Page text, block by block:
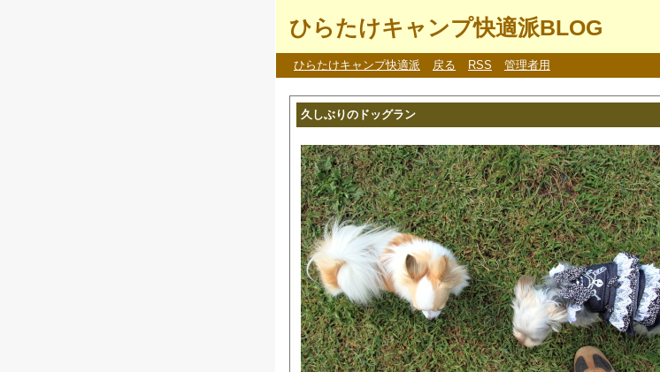
ひらたけキャンプ快適派BLOG
ひらたけキャンプ快適派 戻る RSS 管理者用
久しぶりのドッグラン